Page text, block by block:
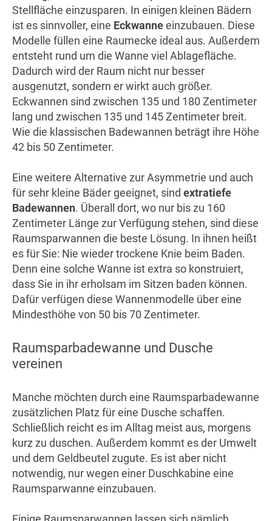
Stellfläche einzusparen. In einigen kleinen Bädern
ist es sinnvoller, eine Eckwanneeinzubauen. Diese
Modelle füllen eine Raumecke ideal aus. Außerdem
entsteht rund um die Wanne viel Ablagefläche.
Dadurch wird der Raum nicht nur besser
ausgenutzt, sondern er wirkt auch größer.
Eckwannen sind zwischen 135 und 180 Zentimeter
lang und zwischen 135 und 145 Zentimeter breit.
Wie die klassischen Badewannen beträgt ihre Höhe
42 bis 50 Zentimeter.
Eine weitere Alternative zur Asymmetrie und auch
für sehr kleine Bäder geeignet, sind extratiefe
Badewannen. Überall dort, wo nur bis zu 160
Zentimeter Länge zur Verfügung stehen, sind diese
Raumsparwannen die beste Lösung. In ihnen heißt
es für Sie: Nie wieder trockene Knie beim Baden.
Denn eine solche Wanne ist extra so konstruiert,
dass Sie in ihr erholsam im Sitzen baden können.
Dafür verfügen diese Wannenmodelle über eine
Mindesthöhe von 50 bis 70 Zentimeter.
Raumsparbadewanne und Dusche
vereinen
Manche möchten durch eine Raumsparbadewanne
zusätzlichen Platz für eine Dusche schaffen.
Schließlich reicht es im Alltag meist aus, morgens
kurz zu duschen. Außerdem kommt es der Umwelt
und dem Geldbeutel zugute. Es ist aber nicht
notwendig, nur wegen einer Duschkabine eine
Raumsparwanne einzubauen.